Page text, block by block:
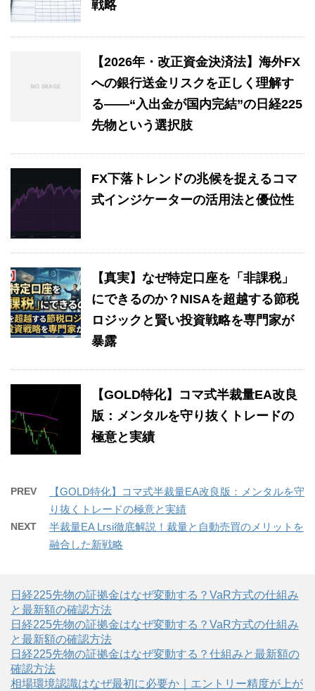
戦略
【2026年・改正資金決済法】海外FX
への銀行送金リスクを正しく理解す
る——“入出金が国内完結”の日経225
先物という選択肢
FX下落トレンドの兆候を捉えるコマ
式インジケーターの活用法と優位性
【真実】なぜ特定口座を「非課税」
にできるのか？NISAを超越する節税
ロジックと賢い投資戦略を専門家が
暴露
【GOLD特化】コマ式半裁量EA改良
版：メンタルを守り抜くトレードの
極意と実績
PREV
【GOLD特化】コマ式半裁量EA改良版：メンタルを守
り抜くトレードの極意と実績
NEXT
半裁量EA Lrsi徹底解説！裁量と自動売買のメリットを
融合した新戦略
日経225先物の証拠金はなぜ変動する？VaR方式の仕組み
と最新額の確認方法
日経225先物の証拠金はなぜ変動する？VaR方式の仕組み
と最新額の確認方法
日経225先物の証拠金はなぜ変動する？仕組みと最新額の
確認方法
相場環境認識はなぜ最初に必要か｜エントリー精度が上が